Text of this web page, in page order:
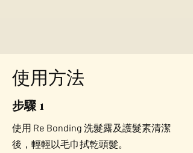
使用方法
步驟 1
使用 Re Bonding 洗髮露及護髮素清潔
後，輕輕以毛巾拭乾頭髮。